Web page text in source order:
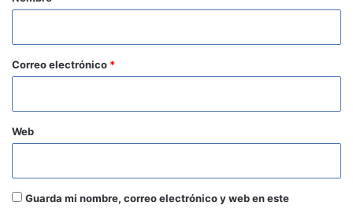
o
*
Correo electrónico *
Web
Guarda mi nombre, correo electrónico y web en este